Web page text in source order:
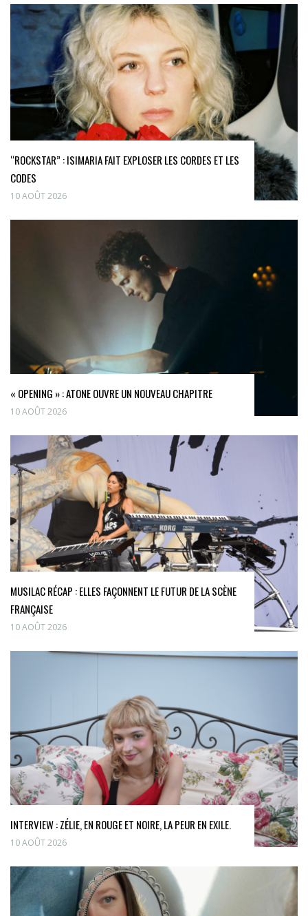
“ROCKSTAR” : ISIMARIA FAIT EXPLOSER LES CORDES ET LES
CODES
10 AOÛT 2026
« OPENING » : ATONE OUVRE UN NOUVEAU CHAPITRE
10 AOÛT 2026
MUSILAC RÉCAP : ELLES FAÇONNENT LE FUTUR DE LA SCÈNE
FRANÇAISE
10 AOÛT 2026
INTERVIEW : ZÉLIE, EN ROUGE ET NOIRE, LA PEUR EN EXILE.
10 AOÛT 2026